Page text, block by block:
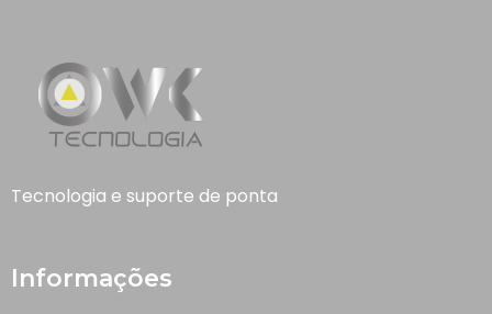
Tecnologia e suporte de ponta
Informações